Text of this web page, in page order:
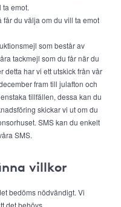
emot.
du välja om du vill ta emot
som består av
tackmejl som du får när du
detta har vi ett utskick från vår
fram till julafton och
tillfällen, dessa kan du
skickar vi ut om du
SMS kan du enkelt
SMS.
villkor
bedöms nödvändigt. Vi
det behövs.